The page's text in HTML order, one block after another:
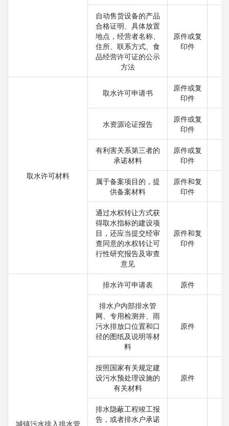
自动售货设备的产品
合格证明、具体放置
地点，经营者名称、
住所、联系方式、食
品经营许可证的公示
方法
原件或复
印件
取水许可材料
取水许可申请书
原件或复
印件
水资源论证报告
原件或复
印件
有利害关系第三者的
承诺材料
原件或复
印件
属于备案项目的，提
供备案材料
原件和复
印件
通过水权转让方式获
得取水指标的建设项
目，还应当提交经审
查同意的水权转让可
行性研究报告及审查
意见
原件和复
印件
城镇污水排入排水管
排水许可申请表 原件
排水户内部排水管
网、专用检测井、雨
污水排放口位置和口
径的图纸及说明等材
料
原件
按照国家有关规定建
设污水预处理设施的
有关材料
原件
排水隐蔽工程竣工报
告，或者排水户承诺